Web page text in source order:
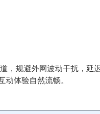
，规避外网波动干扰，
体验自然流畅。